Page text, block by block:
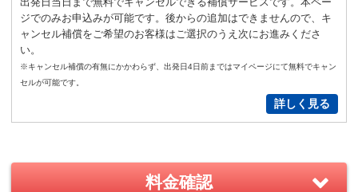
Sサイズ － 0 ＋
New!
ジでのみお申込みが可能です。後からの追加はできませんので、キ
ャンセル補償をご希望のお客様はご選択のうえ次にお進みくださ
い。
※キャンセル補償の有無にかかわらず、出発日4日前まではマイページにて無料でキャン
セルが可能です。
詳しく見る
料金確認